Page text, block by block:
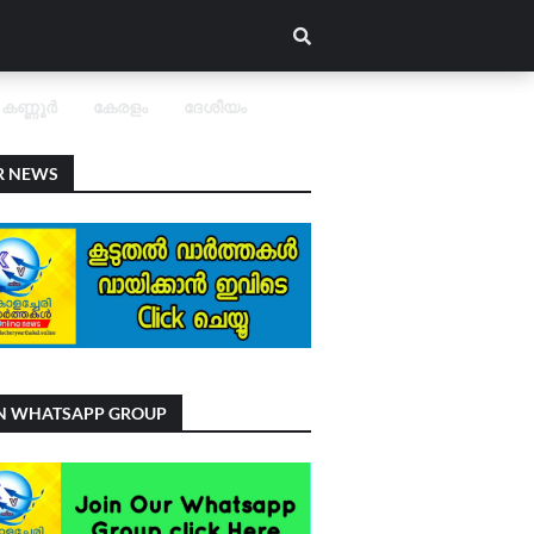
കണ്ണൂർ കേരളം ദേശീയം
NEWS
WHATSAPP GROUP